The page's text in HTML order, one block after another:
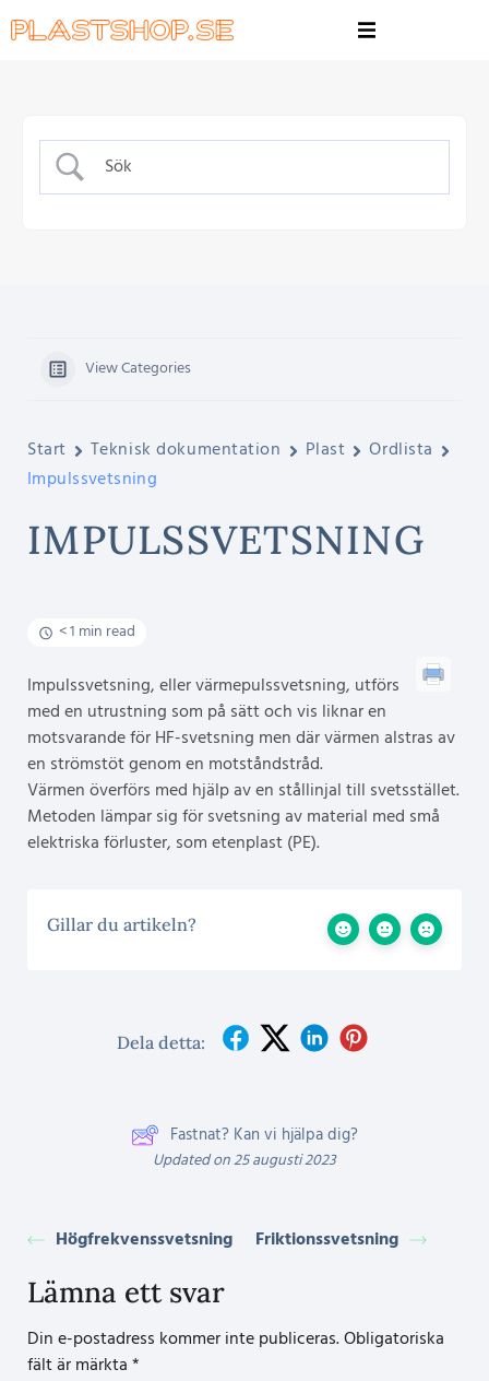
View Categories
Start Teknisk dokumentation Plast
Ordlista
Impulssvetsning
IMPULSSVETSNING
< 1 min read
Impulssvetsning, eller värmepulssvetsning, utförs
med en utrustning som på sätt och vis liknar en
motsvarande för HF-svetsning men där värmen alstras av
en strömstöt genom en motståndstråd.
Värmen överförs med hjälp av en stållinjal till svetsstället.
Metoden lämpar sig för svetsning av material med små
elektriska förluster, som etenplast (PE).
Gillar du artikeln?
Dela detta:
Fastnat? Kan vi hjälpa dig?
Updated on 25 augusti 2023
Högfrekvenssvetsning Friktionssvetsning
Lämna ett svar
Din e-postadress kommer inte publiceras.Obligatoriska
fält är märkta*